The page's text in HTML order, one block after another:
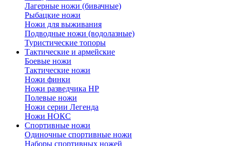
Лагерные ножи (бивачные)
Рыбацкие ножи
Ножи для выживания
Подводные ножи (водолазные)
Туристические топоры
Тактические и армейские
Боевые ножи
Тактические ножи
Ножи финки
Ножи разведчика НР
Полевые ножи
Ножи серии Легенда
Ножи НОКС
Спортивные ножи
Одиночные спортивные ножи
Наборы спортивных ножей